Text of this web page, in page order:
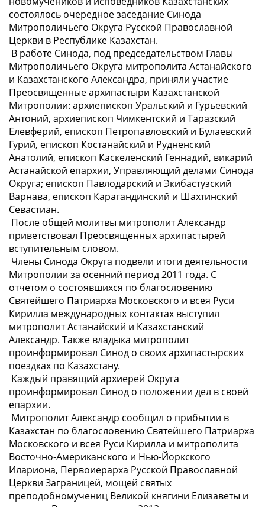
состоялось очередное заседание Синода
Митрополичьего Округа Русской Православной
Церкви в Республике Казахстан.
В работе Синода, под председательством Главы
Митрополичьего Округа митрополита Астанайского
и Казахстанского Александра, приняли участие
Преосвященные архипастыри Казахстанской
Митрополии: архиепископ Уральский и Гурьевский
Антоний, архиепископ Чимкентский и Таразский
Елевферий, епископ Петропавловский и Булаевский
Гурий, епископ Костанайский и Рудненский
Анатолий, епископ Каскеленский Геннадий, викарий
Астанайской епархии, Управляющий делами Синода
Округа; епископ Павлодарский и Экибастузский
Варнава, епископ Карагандинский и Шахтинский
Севастиан.
После общей молитвы митрополит Александр
приветствовал Преосвященных архипастырей
вступительным словом.
Члены Синода Округа подвели итоги деятельности
Митрополии за осенний период 2011 года. С
отчетом о состоявшихся по благословению
Святейшего Патриарха Московского и всея Руси
Кирилла международных контактах выступил
митрополит Астанайский и Казахстанский
Александр. Также владыка митрополит
проинформировал Синод о своих архипастырских
поездках по Казахстану.
Каждый правящий архиерей Округа
проинформировал Синод о положении дел в своей
епархии.
Митрополит Александр сообщил о прибытии в
Казахстан по благословению Святейшего Патриарха
Московского и всея Руси Кирилла и митрополита
Восточно-Американского и Нью-Йоркского
Илариона, Первоиерарха Русской Православной
Церкви Заграницей, мощей святых
преподобномучениц Великой княгини Елизаветы и